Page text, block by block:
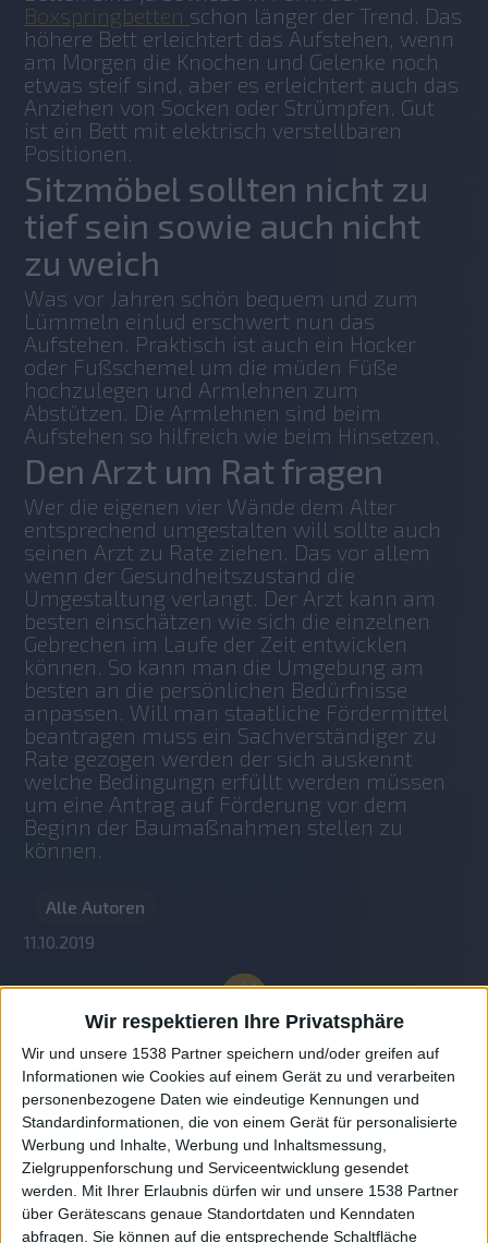
Wir respektieren Ihre Privatsphäre
Wir und unsere 1538 Partner speichern und/oder greifen auf
Informationen wie Cookies auf einem Gerät zu und verarbeiten
personenbezogene Daten wie eindeutige Kennungen und
Standardinformationen, die von einem Gerät für personalisierte
Werbung und Inhalte, Werbung und Inhaltsmessung,
Zielgruppenforschung und Serviceentwicklung gesendet
werden.
Mit Ihrer Erlaubnis dürfen wir und unsere 1538 Partner
über Gerätescans genaue Standortdaten und Kenndaten
abfragen. Sie können auf die entsprechende Schaltfläche
Boxspringbetten schon länger der Trend. Das
höhere Bett erleichtert das Aufstehen, wenn
am Morgen die Knochen und Gelenke noch
etwas steif sind, aber es erleichtert auch das
Anziehen von Socken oder Strümpfen. Gut
ist ein Bett mit elektrisch verstellbaren
Positionen.
Sitzmöbel sollten nicht zu
tief sein sowie auch nicht
zu weich
Was vor Jahren schön bequem und zum
Lümmeln einlud erschwert nun das
Aufstehen. Praktisch ist auch ein Hocker
oder Fußschemel um die müden Füße
hochzulegen und Armlehnen zum
Abstützen. Die Armlehnen sind beim
Aufstehen so hilfreich wie beim Hinsetzen.
Den Arzt um Rat fragen
Wer die eigenen vier Wände dem Alter
entsprechend umgestalten will sollte auch
seinen Arzt zu Rate ziehen. Das vor allem
wenn der Gesundheitszustand die
Umgestaltung verlangt. Der Arzt kann am
besten einschätzen wie sich die einzelnen
Gebrechen im Laufe der Zeit entwicklen
können. So kann man die Umgebung am
besten an die persönlichen Bedürfnisse
anpassen. Will man staatliche Fördermittel
beantragen muss ein Sachverständiger zu
Rate gezogen werden der sich auskennt
welche Bedingungn erfüllt werden müssen
um eine Antrag auf Förderung vor dem
Beginn der Baumaßnahmen stellen zu
können.
Alle Autoren
11.10.2019
Auf DESMONDO findet Ihr Inspirationen für
individuelles, gemütliches und intelligentes Wohnen,